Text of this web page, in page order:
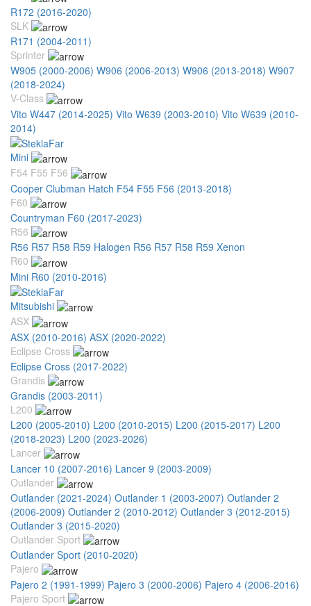
R172 (2016-2020)
SLK
R171 (2004-2011)
Sprinter
W905 (2000-2006) W906 (2006-2013) W906 (2013-2018) W907
(2018-2024)
V-Class
Vito W447 (2014-2025) Vito W639 (2003-2010) Vito W639 (2010-
2014)
Mini
F54 F55 F56
Cooper Clubman Hatch F54 F55 F56 (2013-2018)
F60
Countryman F60 (2017-2023)
R56
R56 R57 R58 R59 Halogen R56 R57 R58 R59 Xenon
R60
Mini R60 (2010-2016)
Mitsubishi
ASX
ASX (2010-2016) ASX (2020-2022)
Eclipse Cross
Eclipse Cross (2017-2022)
Grandis
Grandis (2003-2011)
L200
L200 (2005-2010) L200 (2010-2015) L200 (2015-2017) L200
(2018-2023) L200 (2023-2026)
Lancer
Lancer 10 (2007-2016) Lancer 9 (2003-2009)
Outlander
Outlander (2021-2024) Outlander 1 (2003-2007) Outlander 2
(2006-2009) Outlander 2 (2010-2012) Outlander 3 (2012-2015)
Outlander 3 (2015-2020)
Outlander Sport
Outlander Sport (2010-2020)
Pajero
Pajero 2 (1991-1999) Pajero 3 (2000-2006) Pajero 4 (2006-2016)
Pajero Sport